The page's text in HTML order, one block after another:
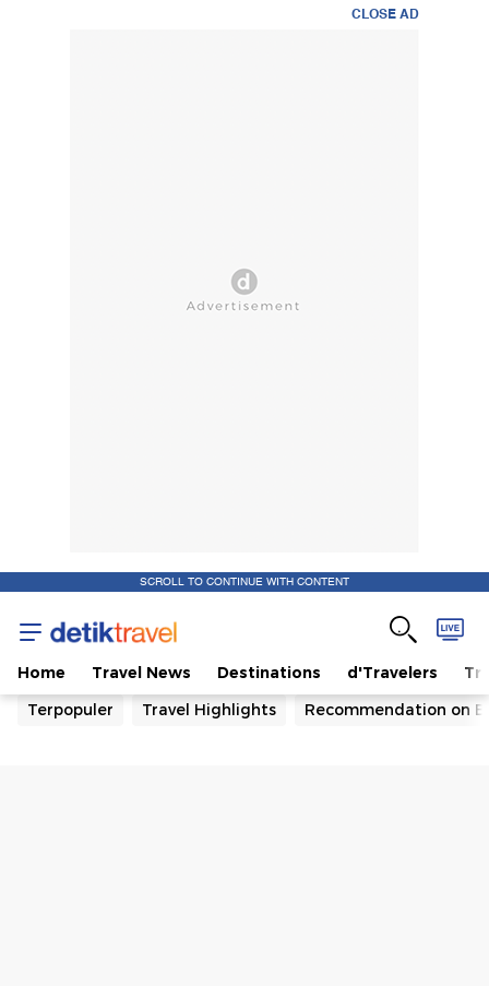
Fokus
-
CLOSE AD
SCROLL TO CONTINUE WITH CONTENT
Home Travel News Destinations d'Travelers
Terpopuler
Travel Highlights Recommendation on